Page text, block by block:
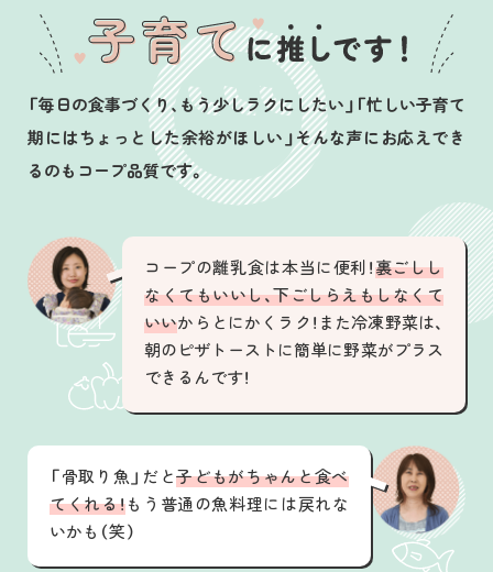
「毎日の食事づくり、もう少しラクにしたい」「忙しい子育て
期にはちょっとした余裕がほしい」そんな声にお応えでき
るのもコープ品質です。
コープの離乳食は本当に便利！裏ごしし
なくてもいいし、下ごしらえもしなくて
いいからとにかくラク！また冷凍野菜は、
朝のピザトーストに簡単に野菜がプラス
できるんです！
「骨取り魚」だと子どもがちゃんと食べ
てくれる！もう普通の魚料理には戻れな
いかも（笑）